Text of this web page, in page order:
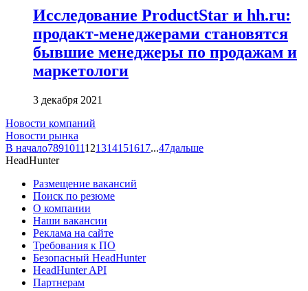
Исследование ProductStar и hh.ru:
продакт-менеджерами становятся
бывшие менеджеры по продажам и
маркетологи
3 декабря 2021
Новости компаний
Новости рынка
В начало7891011121314151617...47дальше
HeadHunter
Размещение вакансий
Поиск по резюме
О компании
Наши вакансии
Реклама на сайте
Требования к ПО
Безопасный HeadHunter
HeadHunter API
Партнерам